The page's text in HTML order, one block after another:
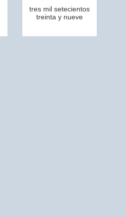
tres mil setecientos
treinta y nueve